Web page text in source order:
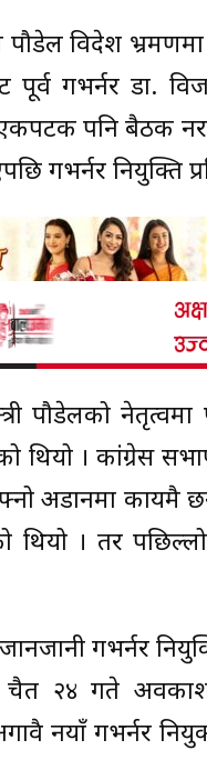
विदेश
पूर्व गभर्नर डा.
पनि बैठक
गभर्नर नियुक्ति
पौडेलको नेतृत्वमा
थियो । कांग्रेस
अडानमा कायमै
। तर
गभर्नर
चैत २४ गते
नयाँ गभर्नर